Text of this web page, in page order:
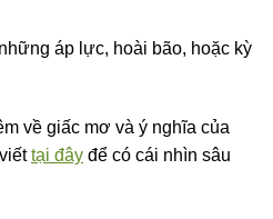
áp lực, hoài bão, hoặc kỳ
về giấc mơ và ý nghĩa của
tại đây để có cái nhìn sâu